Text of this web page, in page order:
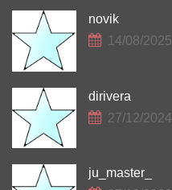
novik
14/08/2025
dirivera
27/12/2024
ju_master_